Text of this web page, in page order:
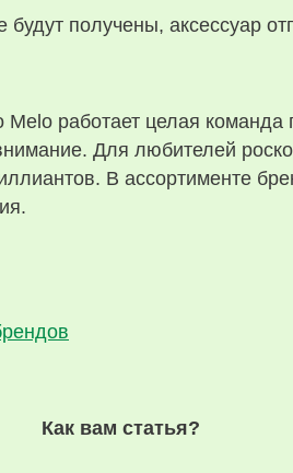
получены, аксессуар
работает целая
Для любителей
В ассортименте
Как вам статья?